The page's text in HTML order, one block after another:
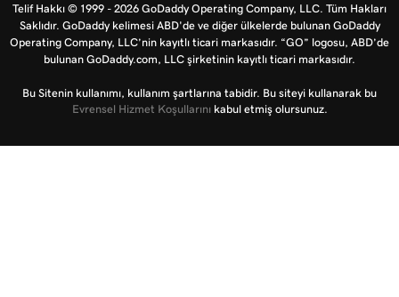
Telif Hakkı © 1999 - 2026 GoDaddy Operating Company, LLC. Tüm Hakları
Saklıdır. GoDaddy kelimesi ABD'de ve diğer ülkelerde bulunan GoDaddy
Operating Company, LLC’nin kayıtlı ticari markasıdır. “GO” logosu, ABD’de
bulunan GoDaddy.com, LLC şirketinin kayıtlı ticari markasıdır.
Bu Sitenin kullanımı, kullanım şartlarına tabidir. Bu siteyi kullanarak bu
Evrensel Hizmet Koşullarını kabul etmiş olursunuz.